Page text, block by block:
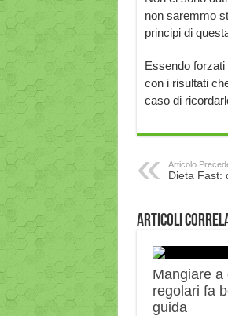
non saremmo
principi di
Essendo
con i risultati
caso di
Articolo
Dieta Fast:
Articoli
Mangiare a
regolari fa
guida